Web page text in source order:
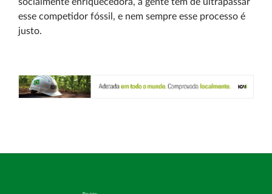
esse competidor fóssil, e nem sempre esse processo é
justo.